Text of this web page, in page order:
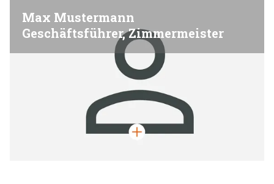
Max Mustermann
Geschäftsführer, Zimmermeister